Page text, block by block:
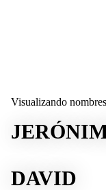
Visualizando
DAVID